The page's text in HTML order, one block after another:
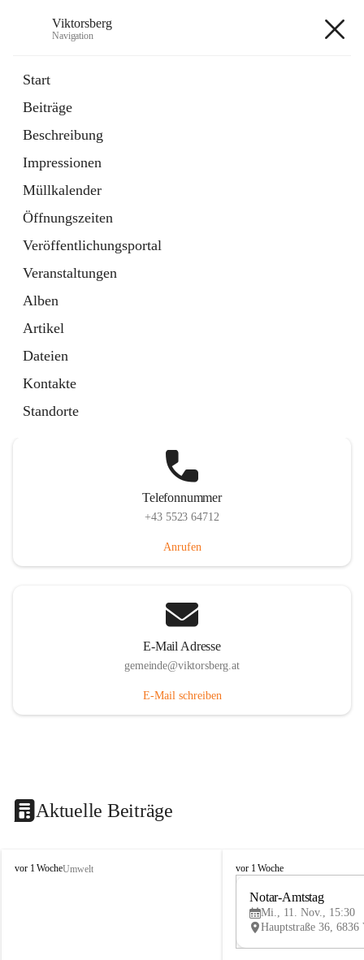
Viktorsberg
Navigation
Start
Beiträge
Beschreibung
Impressionen
Müllkalender
Öffnungszeiten
Veröffentlichungsportal
Veranstaltungen
Alben
Artikel
Dateien
Kontakte
Standorte
1 Schnellzugriff
Bürgerservice
10 Schnellzugriffe
Telefonnummer
+43 5523 64712
Anrufen
E-Mail Adresse
gemeinde@viktorsberg.at
E-Mail schreiben
Aktuelle Beiträge
V
vor 1 WocheUmwelt
V
vor 1 Woche
Notar-Amtstag
Mi., 11. Nov., 15:30